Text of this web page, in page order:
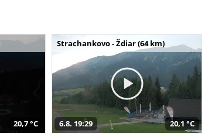
20,7 °C
Strachankovo - Ždiar (64 km)
6.8. 19:29 20,1 °C